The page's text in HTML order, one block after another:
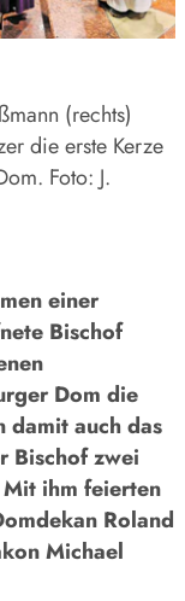
(rechts)
die erste Kerze
Foto: J.
einer
Bischof
Dom die
damit auch das
Bischof zwei
ihm feierten
Roland
Michael